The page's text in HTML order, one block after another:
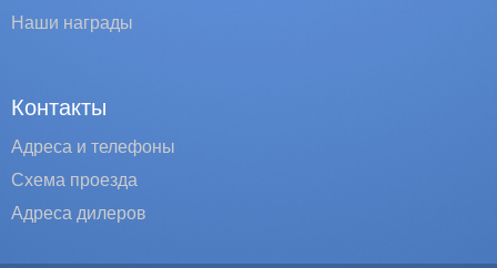
Наши награды
Контакты
Адреса и телефоны
Схема проезда
Адреса дилеров